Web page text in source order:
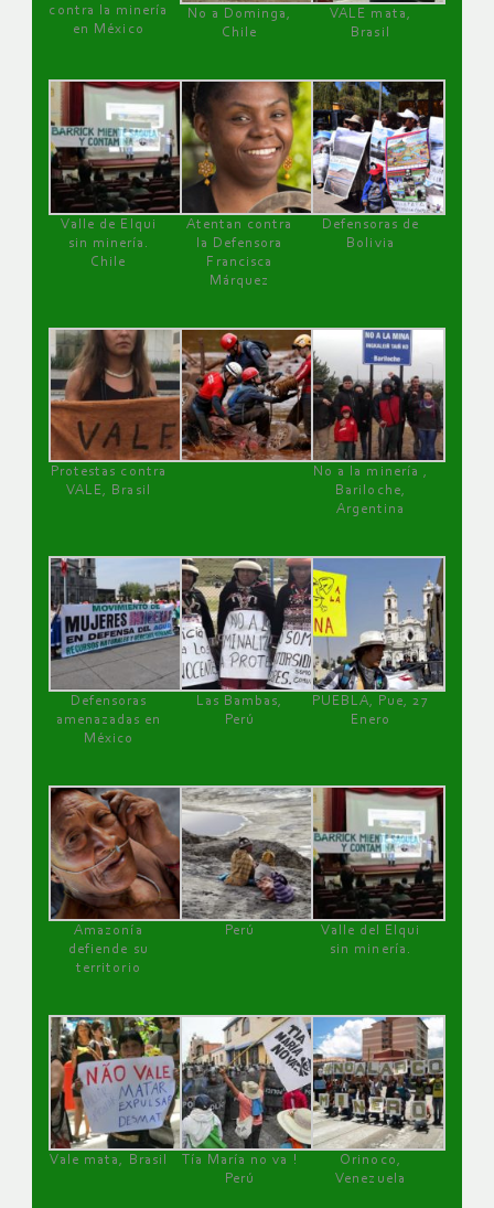
contra la minería
en México
No a Dominga,
Chile
VALE mata,
Brasil
Valle de Elqui
sin minería.
Chile
Atentan contra
la Defensora
Francisca
Márquez
Defensoras de
Bolivia
Protestas contra
VALE, Brasil
No a la minería ,
Bariloche,
Argentina
Defensoras
amenazadas en
México
Las Bambas,
Perú
PUEBLA, Pue, 27
Enero
Amazonía
defiende su
territorio
Perú
Valle del Elqui
sin minería.
Vale mata, Brasil
Tía María no va !
Perú
Orinoco,
Venezuela